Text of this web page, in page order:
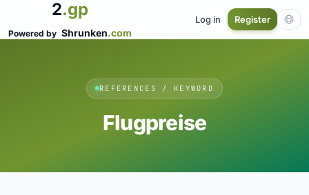
2.gp
Powered by Shrunken.com
Log in Register
REFERENCES / KEYWORD
Flugpreise